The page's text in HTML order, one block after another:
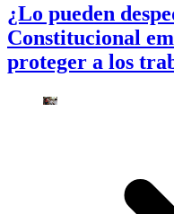
¿Lo pueden
Constitucional
proteger a los